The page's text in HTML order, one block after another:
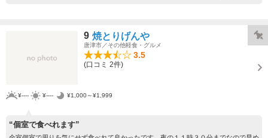
9 焼とりげんや
唐津市／その他軽食・グルメ
3.5
(口コミ 2件)
¥---- ¥---- ¥1,000～¥1,999
“個室で食べれます”